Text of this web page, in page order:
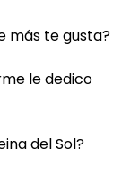
más te gusta?
le dedico
del Sol?